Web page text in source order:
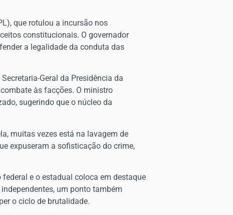
que rotulou a incursão nos
constitucionais. O governador
a legalidade da conduta das
Geral da Presidência da
às facções. O ministro
sugerindo que o núcleo da
muitas vezes está na lavagem de
expuseram a sofisticação do crime,
e o estadual coloca em destaque
um ponto também
o ciclo de brutalidade.